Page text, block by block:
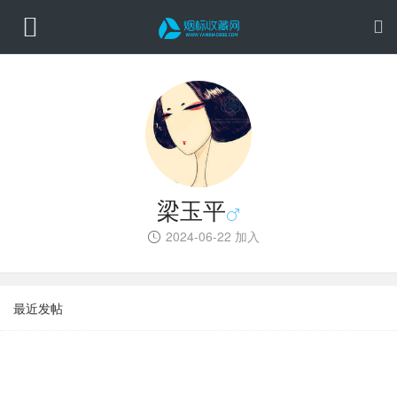
梁玉平
2024-06-22 加入
最近发帖